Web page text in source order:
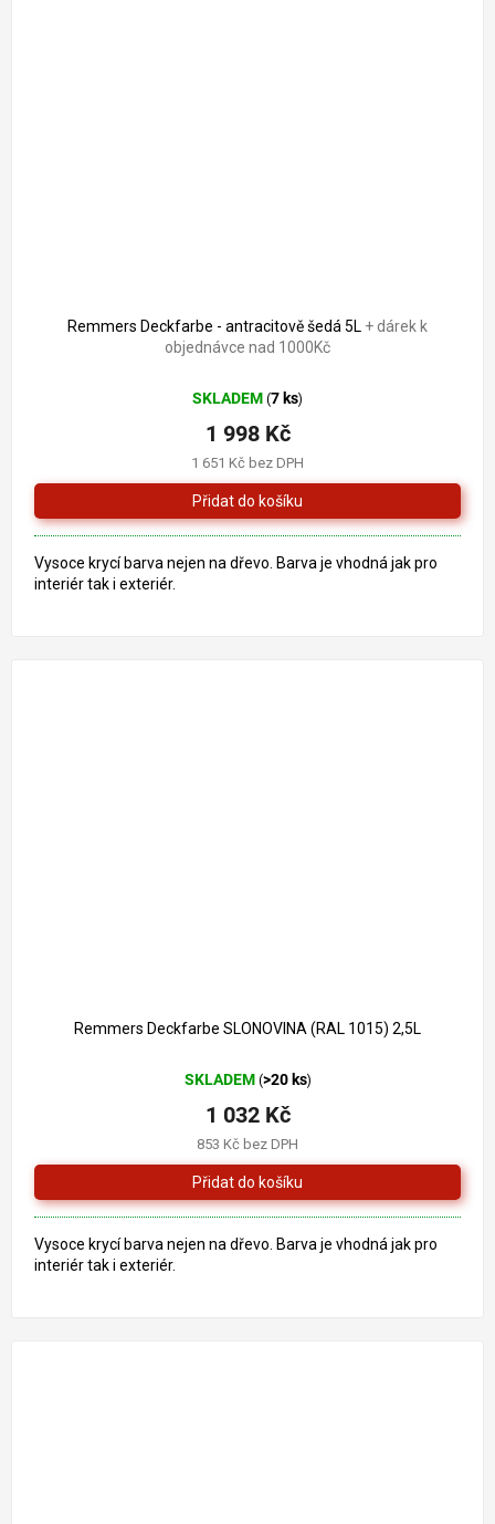
Remmers Deckfarbe - antracitově šedá 5L + dárek k
objednávce nad 1000Kč
SKLADEM (7 ks)
1 651 Kč bez DPH
1 998 Kč
Vysoce krycí barva nejen na dřevo. Barva je vhodná jak pro
interiér tak i exteriér.
Remmers Deckfarbe SLONOVINA (RAL 1015) 2,5L
SKLADEM (>20 ks)
853 Kč bez DPH
1 032 Kč
Vysoce krycí barva nejen na dřevo. Barva je vhodná jak pro
interiér tak i exteriér.